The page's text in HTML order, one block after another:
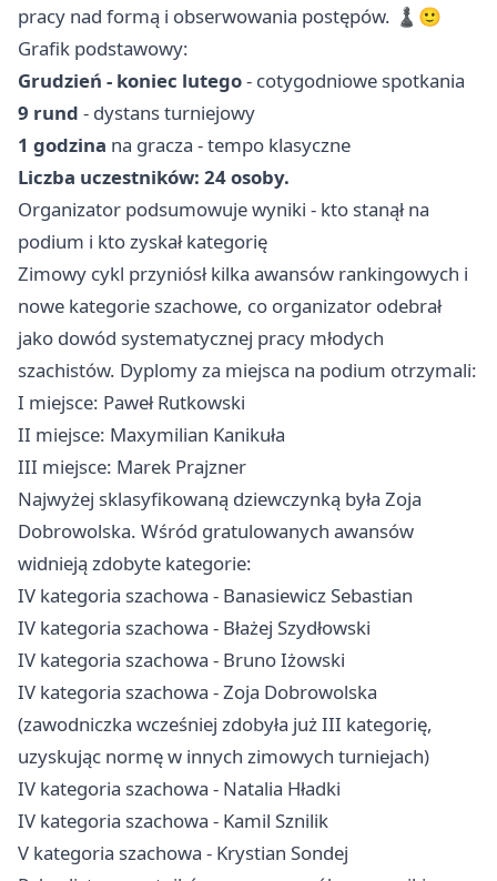
pracy nad formą i obserwowania postępów. ♟️🙂
Grafik podstawowy:
Grudzień - koniec lutego- cotygodniowe spotkania
9 rund - dystans turniejowy
1 godzina na gracza - tempo klasyczne
Liczba uczestników: 24 osoby.
Organizator podsumowuje wyniki - kto stanął na
podium i kto zyskał kategorię
Zimowy cykl przyniósł kilka awansów rankingowych i
nowe kategorie szachowe, co organizator odebrał
jako dowód systematycznej pracy młodych
szachistów. Dyplomy za miejsca na podium otrzymali:
I miejsce: Paweł Rutkowski
II miejsce: Maxymilian Kanikuła
III miejsce: Marek Prajzner
Najwyżej sklasyfikowaną dziewczynką była Zoja
Dobrowolska. Wśród gratulowanych awansów
widnieją zdobyte kategorie:
IV kategoria szachowa - Banasiewicz Sebastian
IV kategoria szachowa - Błażej Szydłowski
IV kategoria szachowa - Bruno Iżowski
IV kategoria szachowa - Zoja Dobrowolska
(zawodniczka wcześniej zdobyła już III kategorię,
uzyskując normę w innych zimowych turniejach)
IV kategoria szachowa - Natalia Hładki
IV kategoria szachowa - Kamil Sznilik
V kategoria szachowa - Krystian Sondej